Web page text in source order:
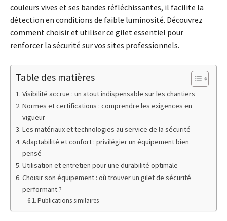
couleurs vives et ses bandes réfléchissantes, il facilite la
détection en conditions de faible luminosité. Découvrez
comment choisir et utiliser ce gilet essentiel pour
renforcer la sécurité sur vos sites professionnels.
Table des matières
Visibilité accrue : un atout indispensable sur les chantiers
Normes et certifications : comprendre les exigences en
vigueur
Les matériaux et technologies au service de la sécurité
Adaptabilité et confort : privilégier un équipement bien
pensé
Utilisation et entretien pour une durabilité optimale
Choisir son équipement : où trouver un gilet de sécurité
performant ?
Publications similaires